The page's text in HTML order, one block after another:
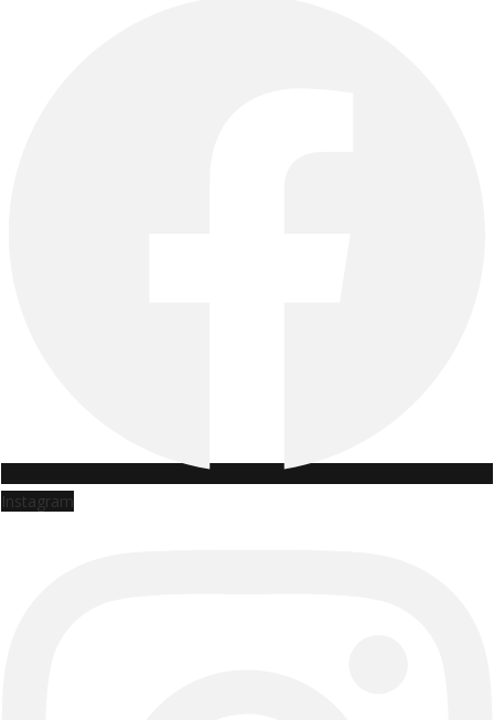
Instagram